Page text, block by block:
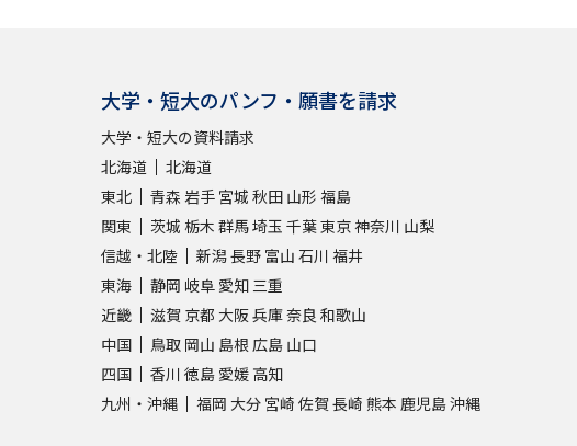
大学・短大のパンフ・願書を請求
大学・短大の資料請求
北海道
北海道
東北
青森 岩手 宮城 秋田 山形 福島
関東
茨城 栃木 群馬埼玉 千葉東京神奈川 山梨
信越・北陸
新潟長野 富山 石川 福井
東海
静岡 岐阜 愛知 三重
近畿
滋賀 京都 大阪兵庫奈良 和歌山
中国
鳥取 岡山 島根 広島 山口
四国
香川 徳島 愛媛 高知
九州・沖縄
福岡 大分 宮崎 佐賀 長崎 熊本 鹿児島沖縄